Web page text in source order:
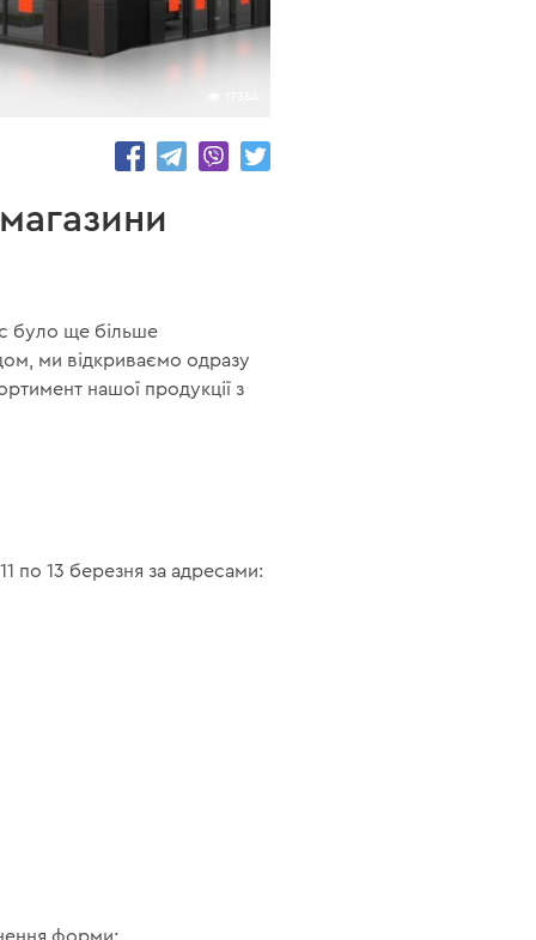
було ще більше
ми відкриваємо одразу
нашої продукції з
по 13 березня за адресами:
форми;